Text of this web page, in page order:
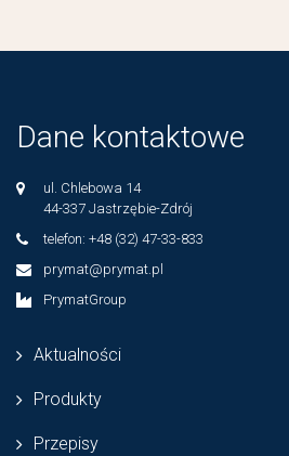
Dane kontaktowe
ul. Chlebowa 14
44-337 Jastrzębie-Zdrój
telefon: +48 (32) 47-33-833
prymat@prymat.pl
PrymatGroup
Aktualności
Produkty
Przepisy